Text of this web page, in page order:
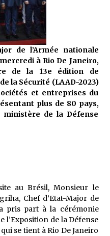
le désert (Un conte
la tête est vide
viennent les contes et à
de l’Armée nationale
à Rio De Janeiro,
de la 13e édition de
la Sécurité (LAAD-2023)
et entreprises du
plus de 80 pays,
de la Défense
au Brésil, Monsieur le
Chef d’Etat-Major de
pris part à la cérémonie
l’Exposition de la Défense
se tient à Rio De Janeiro